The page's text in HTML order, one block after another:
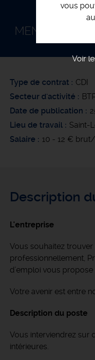
vous
Voir
MENUISIER
Type de contrat
CDI
Secteur d'activité
Date de publication
Lieu de travail
Saint-
Salaire
10 - 12 €
Description
L'entreprise
Vous souhaitez
professionnellement,
d’emploi vous
Votre avenir est entre
Description du poste
Vous interviendrez sur
intérieures.